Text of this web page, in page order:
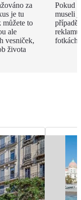
za
je tu
můžete to
ale
vesniček,
života
Pokud
museli
případě
fotkách!